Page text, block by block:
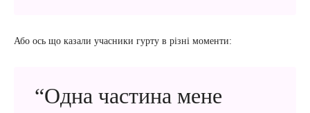
Або ось що казали учасники гурту в різні моменти:
“Одна частина мене